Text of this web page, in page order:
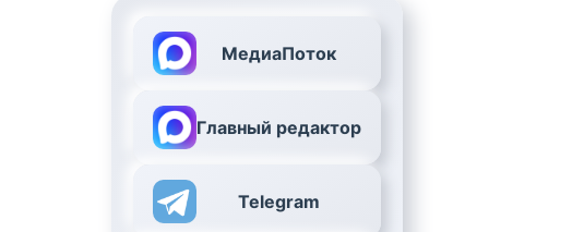
МедиаПоток
Главный редактор
Telegram